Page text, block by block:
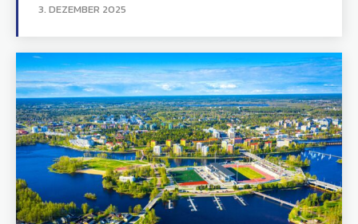
3. DEZEMBER 2025